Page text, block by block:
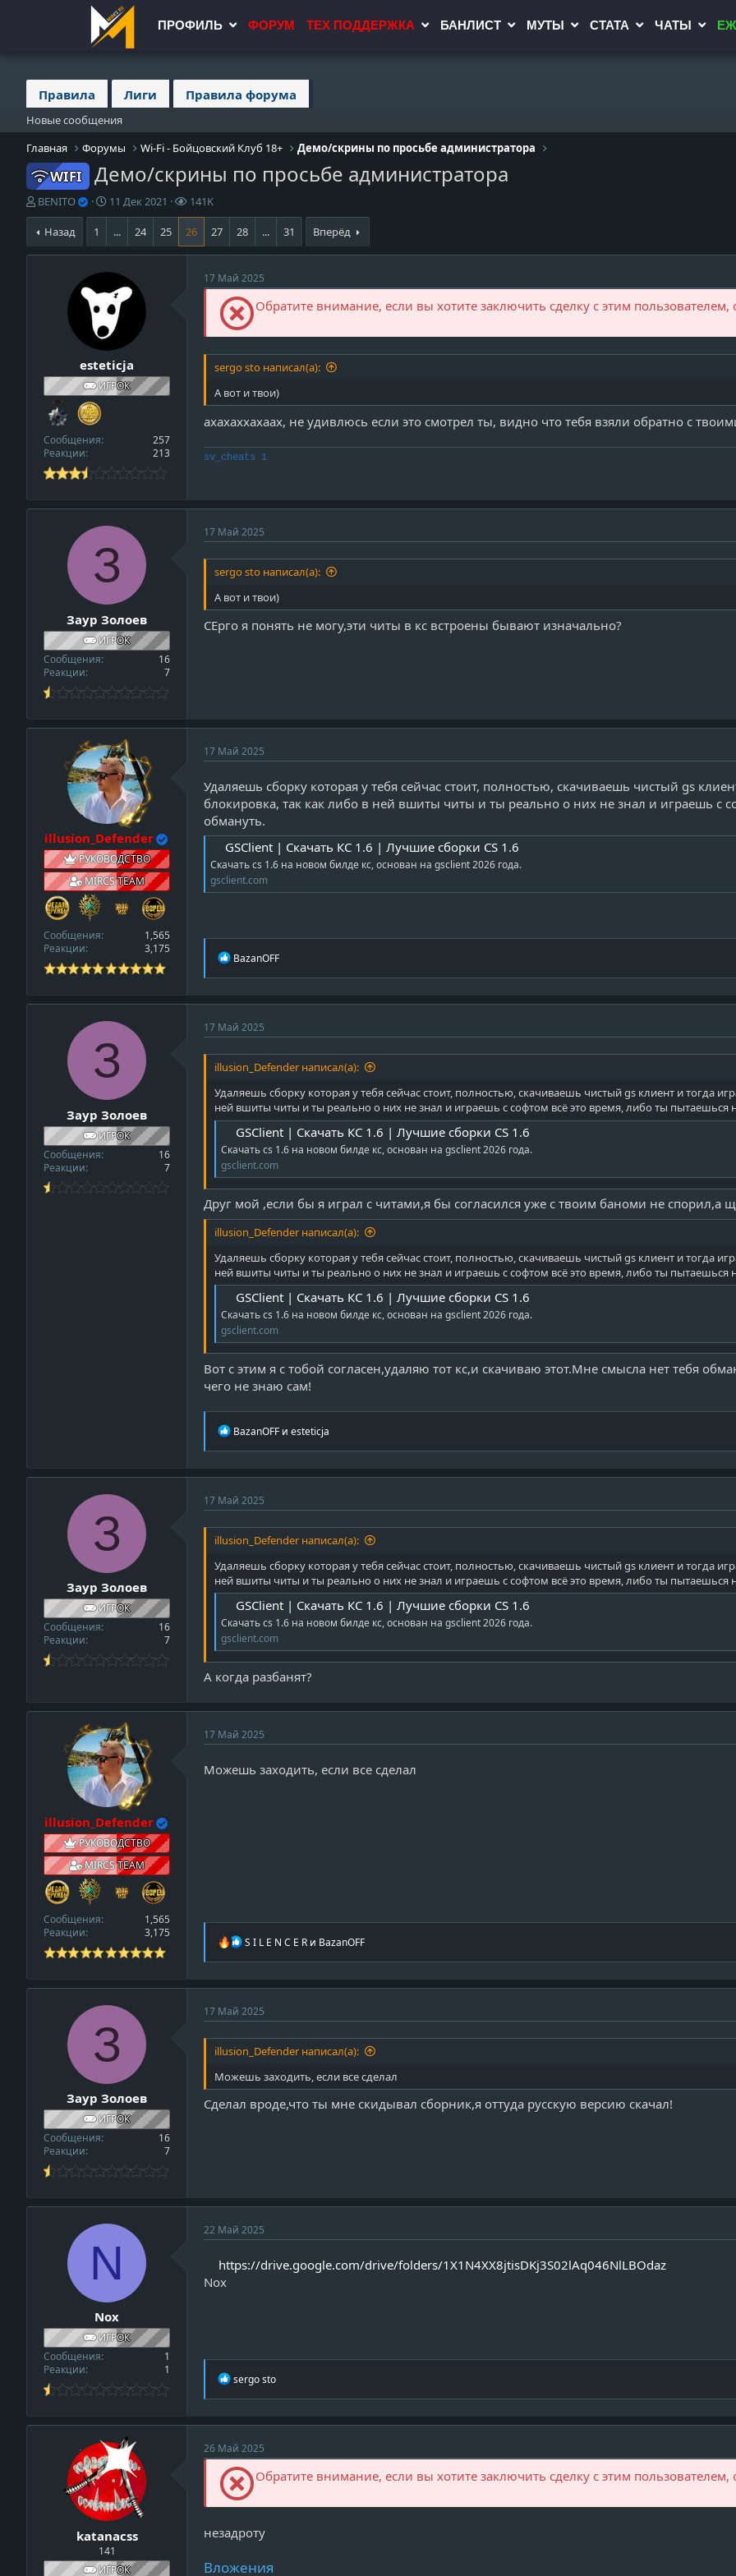
ПРОФИЛЬ ФОРУМ ТЕХ ПОДДЕРЖКА БАНЛИСТ МУТЫ СТАТА ЧАТЫ
Правила Лиги Правила форума
Новые сообщения
Главная
Форумы Wi-Fi - Бойцовский Клуб 18+ Демо/скрины по просьбе администратора
WIFI Демо/скрины по просьбе администратора
А
в
т
р
BENITO
Д
а
н
а
ч
а
л
а
11 Дек 2021
П
р
о
с
м
141K
Назад 1 ... 24 25 26 27 28 ... 31 Вперёд
esteticja
ИГРОК
Сообщения
257
Реакции
213
17 Май 2025
Обратите внимание, если вы хотите заключить сделку с этим пользователем,
sergo sto написал(а):
А вот и твои)
ахахаххахаах, не удивлюсь если это смотрел ты, видно что тебя взяли обратно с
sv_cheats 1
З
Заур Золоев
ИГРОК
Сообщения
16
Реакции
7
17 Май 2025
sergo sto написал(а):
А вот и твои)
СЕрго я понять не могу,эти читы в кс встроены бывают изначально?
v
i
e
w
_
p
r
o
f
illusion_Defender
РУКОВОДСТВО
MIRCS TEAM
Сообщения
1,565
Реакции
3,175
17 Май 2025
Удаляешь сборку которая у тебя сейчас стоит, полностью, скачиваешь чистый gs
блокировка, так как либо в ней вшиты читы и ты реально о них не знал и играешь с
обмануть.
GSClient | Скачать КС 1.6 | Лучшие сборки CS 1.6
Скачать cs 1.6 на новом билде кс, основан на gsclient 2026 года.
gsclient.com
Р
а
ц
и
и
BazanOFF
З
Заур Золоев
ИГРОК
Сообщения
16
Реакции
7
17 Май 2025
illusion_Defender написал(а):
Удаляешь сборку которая у тебя сейчас стоит, полностью, скачиваешь чистый gs клиент и тогда
ней вшиты читы и ты реально о них не знал и играешь с софтом всё это время, либо ты пытаешься
GSClient | Скачать КС 1.6 | Лучшие сборки CS 1.6
Скачать cs 1.6 на новом билде кс, основан на gsclient 2026 года.
gsclient.com
Друг мой ,если бы я играл с читами,я бы согласился уже с твоим баноми не спорил,а
illusion_Defender написал(а):
Удаляешь сборку которая у тебя сейчас стоит, полностью, скачиваешь чистый gs клиент и тогда
ней вшиты читы и ты реально о них не знал и играешь с софтом всё это время, либо ты пытаешься
GSClient | Скачать КС 1.6 | Лучшие сборки CS 1.6
Скачать cs 1.6 на новом билде кс, основан на gsclient 2026 года.
gsclient.com
Вот с этим я с тобой согласен,удаляю тот кс,и скачиваю этот.Мне смысла нет тебя
чего не знаю сам!
Р
а
ц
и
и
BazanOFF и esteticja
З
Заур Золоев
ИГРОК
Сообщения
16
Реакции
7
17 Май 2025
illusion_Defender написал(а):
Удаляешь сборку которая у тебя сейчас стоит, полностью, скачиваешь чистый gs клиент и тогда
ней вшиты читы и ты реально о них не знал и играешь с софтом всё это время, либо ты пытаешься
GSClient | Скачать КС 1.6 | Лучшие сборки CS 1.6
Скачать cs 1.6 на новом билде кс, основан на gsclient 2026 года.
gsclient.com
А когда разбанят?
v
i
e
w
_
p
r
o
f
illusion_Defender
РУКОВОДСТВО
MIRCS TEAM
Сообщения
1,565
Реакции
3,175
17 Май 2025
Можешь заходить, если все сделал
Р
а
ц
и
и
S I L E N C E R и BazanOFF
З
Заур Золоев
ИГРОК
Сообщения
16
Реакции
7
17 Май 2025
illusion_Defender написал(а):
Можешь заходить, если все сделал
Сделал вроде,что ты мне скидывал сборник,я оттуда русскую версию скачал!
N
Nox
ИГРОК
Сообщения
1
Реакции
1
22 Май 2025
https://drive.google.com/drive/folders/1X1N4XX8jtisDKj3S02lAq046NlLBOdaz
Nox
Р
а
ц
и
и
:
sergo sto
v
i
e
w
_
p
r
o
katanacss
141
ИГРОК
26 Май 2025
Обратите внимание, если вы хотите заключить сделку с этим пользователем,
незадроту
Вложения